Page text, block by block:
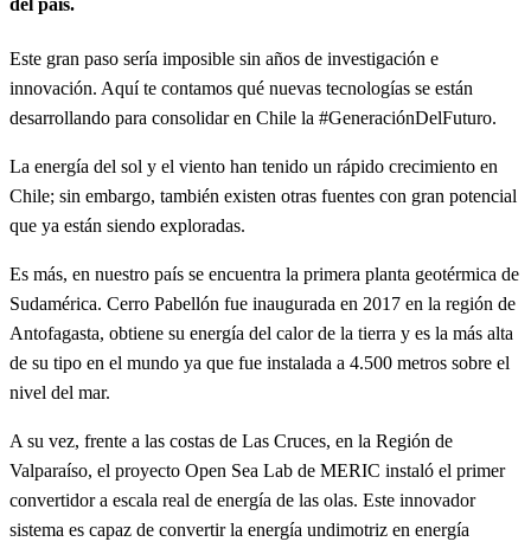
del país.
Este gran paso sería imposible sin años de investigación e
innovación. Aquí te contamos qué nuevas tecnologías se están
desarrollando para consolidar en Chile la #GeneraciónDelFuturo.
La energía del sol y el viento han tenido un rápido crecimiento en
Chile; sin embargo, también existen otras fuentes con gran potencial
que ya están siendo exploradas.
Es más, en nuestro país se encuentra la primera planta geotérmica de
Sudamérica. Cerro Pabellón fue inaugurada en 2017 en la región de
Antofagasta, obtiene su energía del calor de la tierra y es la más alta
de su tipo en el mundo ya que fue instalada a 4.500 metros sobre el
nivel del mar.
A su vez, frente a las costas de Las Cruces, en la Región de
Valparaíso, el proyecto Open Sea Lab de MERIC instaló el primer
convertidor a escala real de energía de las olas. Este innovador
sistema es capaz de convertir la energía undimotriz en energía